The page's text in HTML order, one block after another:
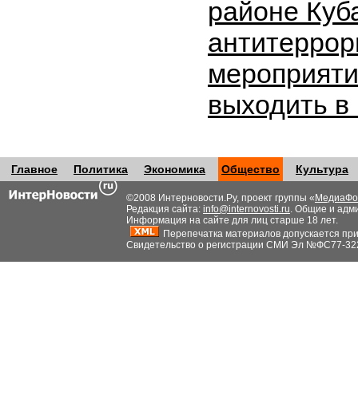
районе
выходить
Главное Политика Экономика Общество Культура
©2008 Интерновости.Ру, проект группы «
Редакция сайта: info@internovosti.ru. Общие и
Информация на сайте для лиц старше 18 лет.
Перепечатка материалов допускается
Свидетельство о регистрации СМИ Эл №ФС77-